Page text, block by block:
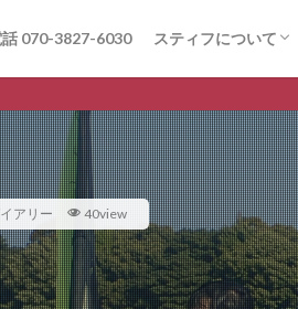
話 070-3827-6030 スティフについて
アリー 40view